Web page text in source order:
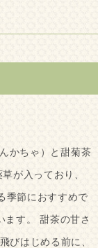
かちゃ）と甜菊茶
が入っており、
季節におすすめで
す。 甜茶の甘さ
びはじめる前に、